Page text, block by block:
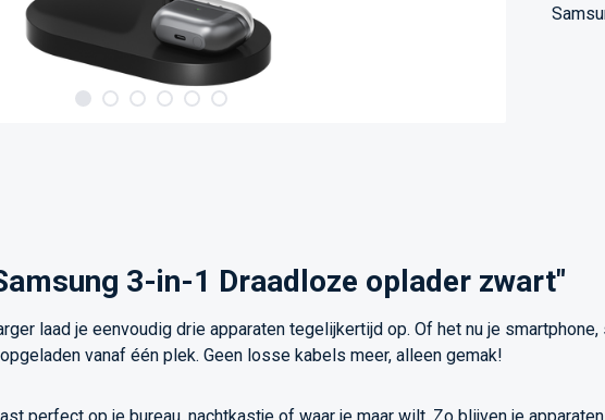
3-in-1 Draadloze oplader zwart"
laad je eenvoudig drie apparaten tegelijkertijd op. Of het nu je
vanaf één plek. Geen losse kabels meer, alleen gemak!